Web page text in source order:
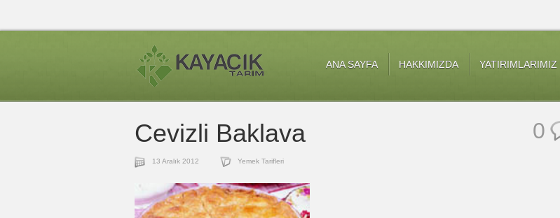
ANA SAYFA HAKKIMIZDA YATIRIMLARIMIZ
0
Cevizli Baklava
13 Aralık 2012 Yemek Tarifleri